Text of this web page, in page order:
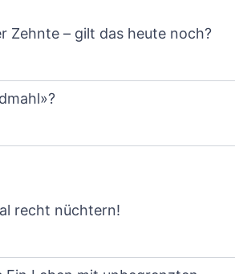
Zehnte – gilt das heute noch?
recht nüchtern!